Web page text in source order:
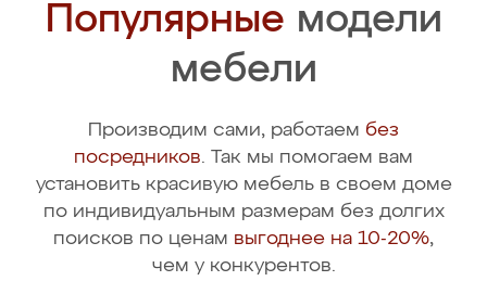
Популярные модели
мебели
Производим сами, работаем без
посредников. Так мы помогаем вам
установить красивую мебель в своем доме
по индивидуальным размерам без долгих
поисков по ценам выгоднее на 10-20%,
чем у конкурентов.